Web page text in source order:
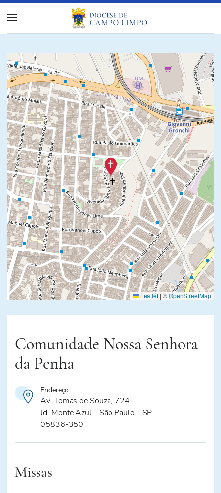
Leaflet | ©OpenStreetMap
Comunidade Nossa Senhora
da Penha
Endereço
Av. Tomas de Souza, 724
Jd. Monte Azul - São Paulo - SP
05836-350
Missas